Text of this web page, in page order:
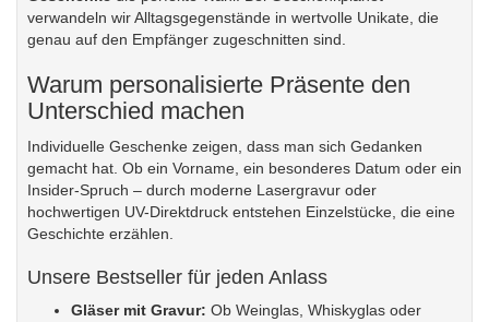
verwandeln wir Alltagsgegenstände in wertvolle Unikate, die
genau auf den Empfänger zugeschnitten sind.
Warum personalisierte Präsente den
Unterschied machen
Individuelle Geschenke zeigen, dass man sich Gedanken
gemacht hat. Ob ein Vorname, ein besonderes Datum oder ein
Insider-Spruch – durch moderne Lasergravur oder
hochwertigen UV-Direktdruck entstehen Einzelstücke, die eine
Geschichte erzählen.
Unsere Bestseller für jeden Anlass
Gläser mit Gravur: Ob Weinglas, Whiskyglas oder